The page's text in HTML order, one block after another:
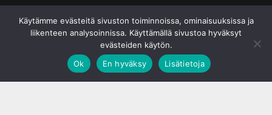
Käytämme evästeitä sivuston toiminnoissa, ominaisuuksissa ja
liikenteen analysoinnissa. Käyttämällä sivustoa hyväksyt
evästeiden käytön.
Ok
En hyväksy Lisätietoja